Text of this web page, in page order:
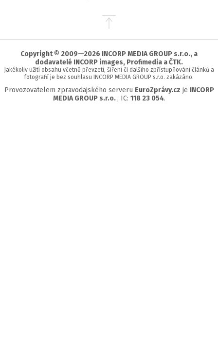
Přejít
stránky
Copyright © 2009—2026 INCORP MEDIA GROUP s.r.o., a
dodavatelé INCORP images, Profimedia a ČTK.
Jakékoliv užití obsahu včetně převzetí, šíření či dalšího zpřístupňování článků a
fotografií je bez souhlasu INCORP MEDIA GROUP s.r.o. zakázáno.
Provozovatelem zpravodajského serveru EuroZprávy.cz je INCORP
MEDIA GROUP s.r.o. , IC: 118 23 054.